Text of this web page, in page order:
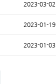
2023-03-02
2023-01-19
2023-01-03